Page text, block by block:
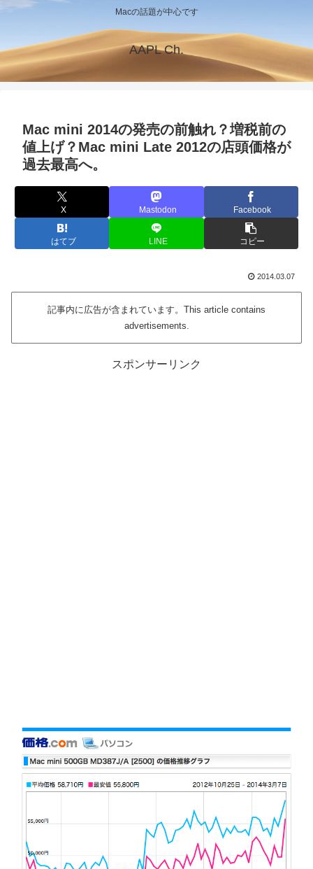
Macの話題が中心です
AAPL Ch.
Mac mini 2014の発売の前触れ？増税前の
値上げ？Mac mini Late 2012の店頭価格が
過去最高へ。
X Mastodon Facebook
はてブ LINE コピー
2014.03.07
記事内に広告が含まれています。This article contains
advertisements.
スポンサーリンク